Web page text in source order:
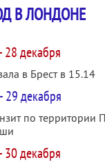
В ЛОНДОНЕ
декабря
в Брест в 15.14
29 декабря
по территории
декабря